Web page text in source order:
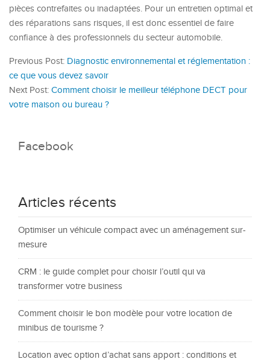
pièces contrefaites ou inadaptées. Pour un entretien optimal et
des réparations sans risques, il est donc essentiel de faire
confiance à des professionnels du secteur automobile.
Previous Post: Diagnostic environnemental et réglementation :
ce que vous devez savoir
Next Post: Comment choisir le meilleur téléphone DECT pour
votre maison ou bureau ?
Facebook
Articles récents
Optimiser un véhicule compact avec un aménagement sur-
mesure
CRM : le guide complet pour choisir l’outil qui va
transformer votre business
Comment choisir le bon modèle pour votre location de
minibus de tourisme ?
Location avec option d’achat sans apport : conditions et